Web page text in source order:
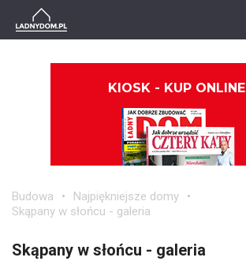
KIOSK - KUP ONLINE
Budowa
Najpiękniejsze domy
Skąpany w słońcu - galeria
Skąpany w słońcu - galeria